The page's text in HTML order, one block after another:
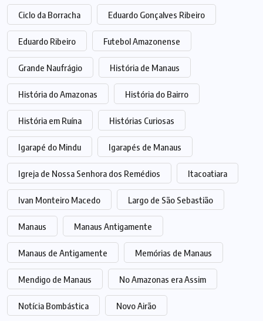
Ciclo da Borracha Eduardo Gonçalves Ribeiro
Eduardo Ribeiro Futebol Amazonense
Grande Naufrágio História de Manaus
História do Amazonas História do Bairro
História em Ruína Histórias Curiosas
Igarapé do Mindu Igarapés de Manaus
Igreja de Nossa Senhora dos Remédios Itacoatiara
Ivan Monteiro Macedo Largo de São Sebastião
Manaus Manaus Antigamente
Manaus de Antigamente Memórias de Manaus
Mendigo de Manaus No Amazonas era Assim
Notícia Bombástica Novo Airão